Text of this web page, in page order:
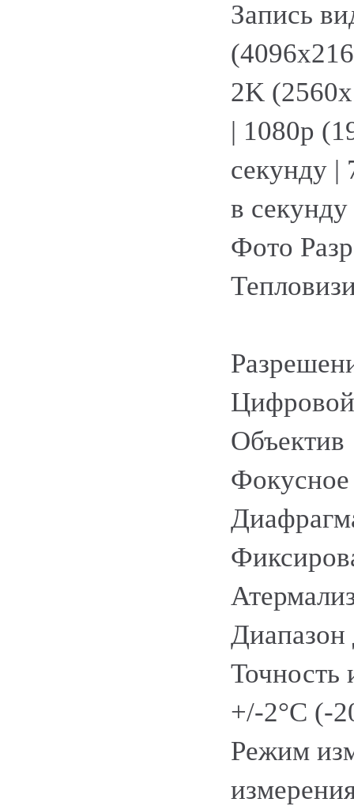
Запись
2K
| 1080p
секунду |
в секунду
Фото
Объектив
Точность
+/-2°C (-
Режим